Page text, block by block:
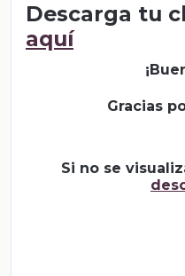
Descarga tu
aquí
Gracias
Si no se